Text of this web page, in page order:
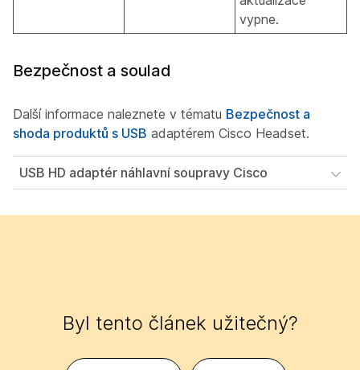
vypne.
Bezpečnost a soulad
Další informace naleznete v tématu Bezpečnost a
shoda produktů s USB adaptérem Cisco Headset.
USB HD adaptér náhlavní soupravy Cisco
Byl tento článek užitečný?